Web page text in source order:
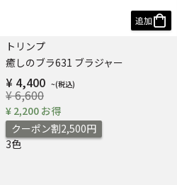
追加
トリンプ
癒しのブラ631 ブラジャー
¥ 4,400
¥ 6,600
¥ 2,200 お得
クーポン割2,500円
3色